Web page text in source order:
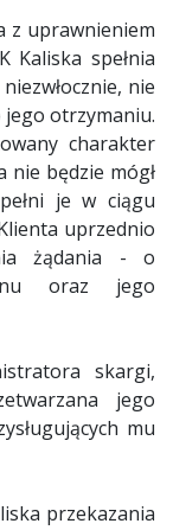
z uprawnieniem
Kaliska spełnia
nie
jego otrzymaniu.
charakter
nie będzie mógł
je w ciągu
uprzednio
żądania - o
oraz jego
skargi,
jego
mu
przekazania